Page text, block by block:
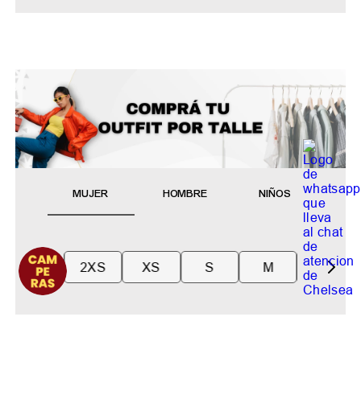
MUJER HOMBRE NIÑOS
2XS XS S M